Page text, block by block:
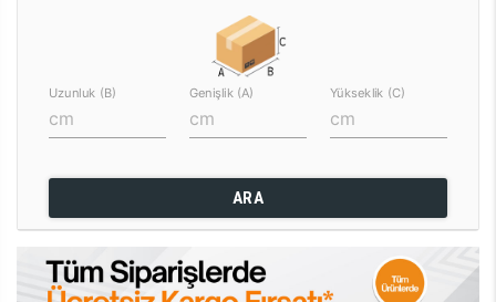
Uzunluk (B) Genişlik (A) Yükseklik (C)
ARA